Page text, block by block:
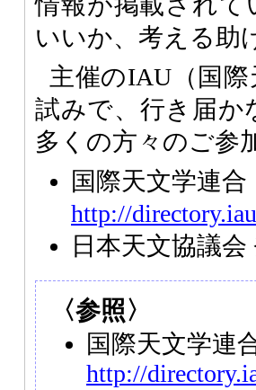
いいか、考える助
主催のIAU（国
試みで、行き届
多くの方々のご参
国際天文学連
http://
日本天文協議
〈参照〉
国際天文学連
http://